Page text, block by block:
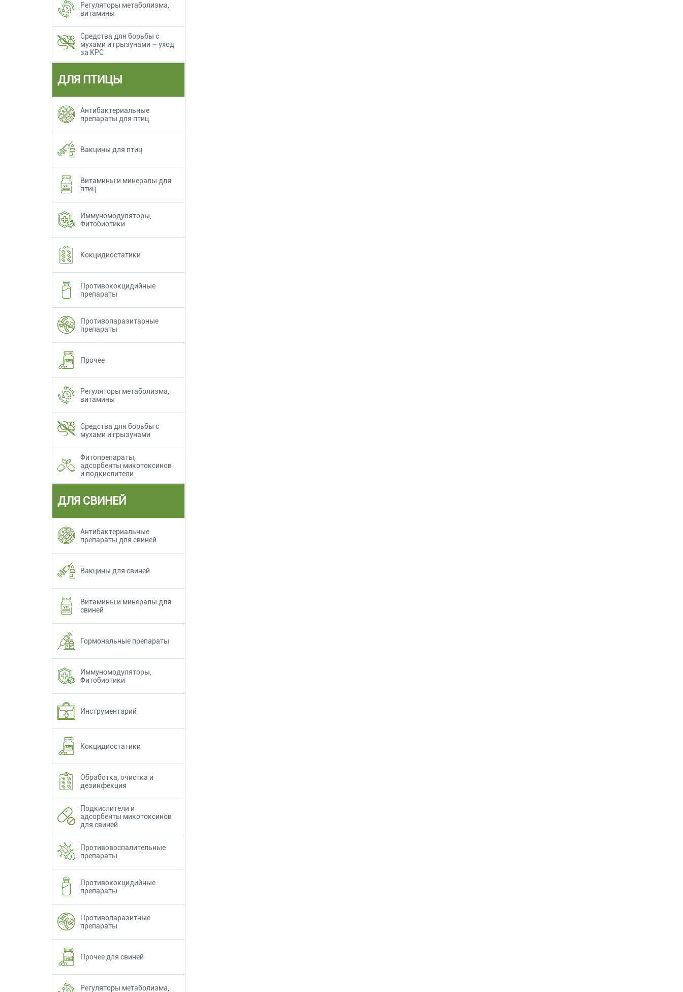
Регуляторы метаболизма,
витамины
Средства для борьбы с
мухами и грызунами – уход
за КРС
ДЛЯ ПТИЦЫ
Антибактериальные
препараты для птиц
Вакцины для птиц
Витамины и минералы для
птиц
Иммуномодуляторы,
Фитобиотики
Кокцидиостатики
Противококцидийные
препараты
Противопаразитарные
препараты
Прочее
Регуляторы метаболизма,
витамины
Средства для борьбы с
мухами и грызунами
Фитопрепараты,
адсорбенты микотоксинов
и подкислители
ДЛЯ СВИНЕЙ
Антибактериальные
препараты для свиней
Вакцины для свиней
Витамины и минералы для
свиней
Гормональные препараты
Иммуномодуляторы,
Фитобиотики
Инструментарий
Кокцидиостатики
Обработка, очистка и
дезинфекция
Подкислители и
адсорбенты микотоксинов
для свиней
Противовоспалительные
препараты
Противококцидийные
препараты
Противопаразитные
препараты
Прочее для свиней
Регуляторы метаболизма,